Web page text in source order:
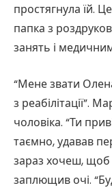
простягнула їй.
папка з
занять і
“Мене звати
з реабілітації”.
чоловіка. “Ти
таємно, удавав
зараз хочеш, щоб
заплющив очі.